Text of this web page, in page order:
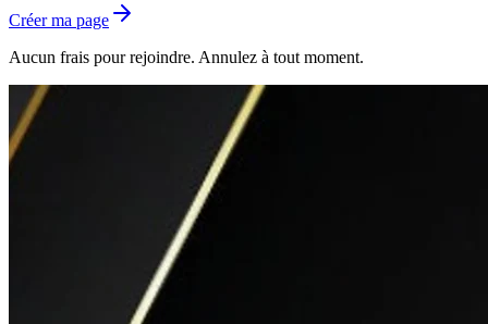
Créer ma page
Aucun frais pour rejoindre. Annulez à tout moment.